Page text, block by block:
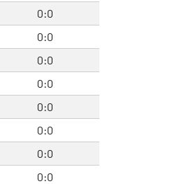
0:0
0:0
0:0
0:0
0:0
0:0
0:0
0:0